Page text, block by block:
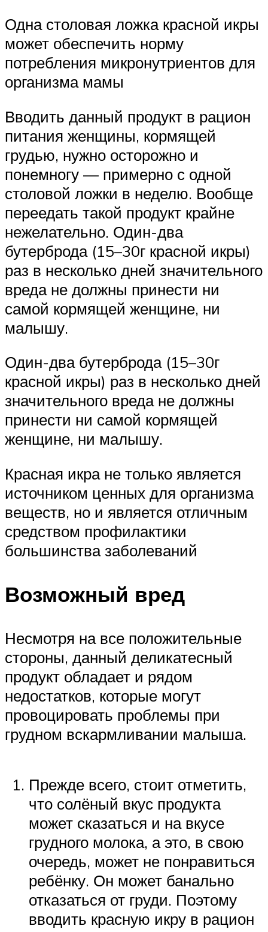
Одна столовая ложка красной икры
может обеспечить норму
потребления микронутриентов для
организма мамы
Вводить данный продукт в рацион
питания женщины, кормящей
грудью, нужно осторожно и
понемногу — примерно с одной
столовой ложки в неделю. Вообще
переедать такой продукт крайне
нежелательно. Один-два
бутерброда (15–30г красной икры)
раз в несколько дней значительного
вреда не должны принести ни
самой кормящей женщине, ни
малышу.
Один-два бутерброда (15–30г
красной икры) раз в несколько дней
значительного вреда не должны
принести ни самой кормящей
женщине, ни малышу.
Красная икра не только является
источником ценных для организма
веществ, но и является отличным
средством профилактики
большинства заболеваний
Возможный вред
Несмотря на все положительные
стороны, данный деликатесный
продукт обладает и рядом
недостатков, которые могут
провоцировать проблемы при
грудном вскармливании малыша.
Прежде всего, стоит отметить,
что солёный вкус продукта
может сказаться и на вкусе
грудного молока, а это, в свою
очередь, может не понравиться
ребёнку. Он может банально
отказаться от груди. Поэтому
вводить красную икру в рацион